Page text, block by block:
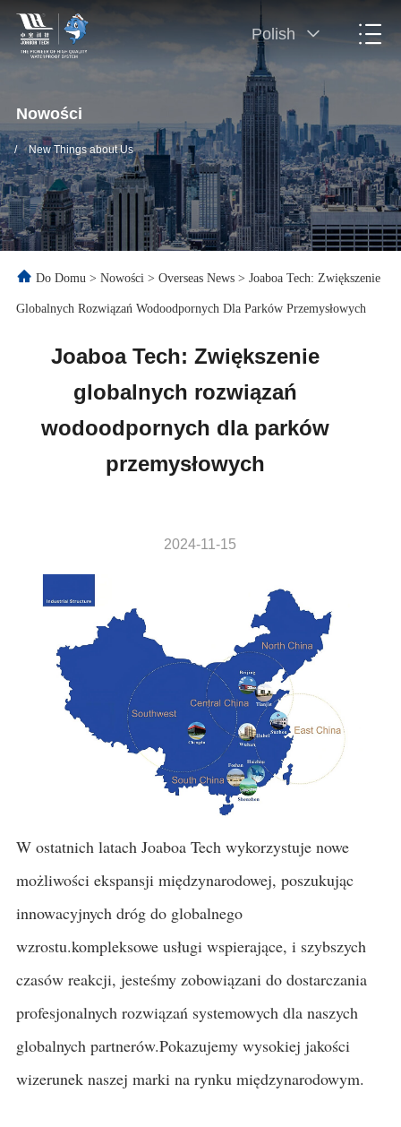
Polish
Nowości
/ New Things about Us
Do Domu > Nowości > Overseas News > Joaboa Tech: Zwiększenie
Globalnych Rozwiązań Wodoodpornych Dla Parków Przemysłowych
Joaboa Tech: Zwiększenie
globalnych rozwiązań
wodoodpornych dla parków
przemysłowych
2024-11-15
W ostatnich latach Joaboa Tech wykorzystuje nowe
możliwości ekspansji międzynarodowej, poszukując
innowacyjnych dróg do globalnego
wzrostu.kompleksowe usługi wspierające, i szybszych
czasów reakcji, jesteśmy zobowiązani do dostarczania
profesjonalnych rozwiązań systemowych dla naszych
globalnych partnerów.Pokazujemy wysokiej jakości
wizerunek naszej marki na rynku międzynarodowym.